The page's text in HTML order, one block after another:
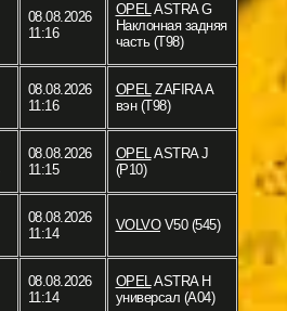
08.08.2026
11:16
OPELASTRA G
Наклонная задняя
часть (T98)
08.08.2026
11:16
OPELZAFIRA A
вэн (T98)
08.08.2026
11:15
OPELASTRA J
(P10)
08.08.2026
11:14
VOLVOV50 (545)
08.08.2026
11:14
OPELASTRA H
универсал (A04)